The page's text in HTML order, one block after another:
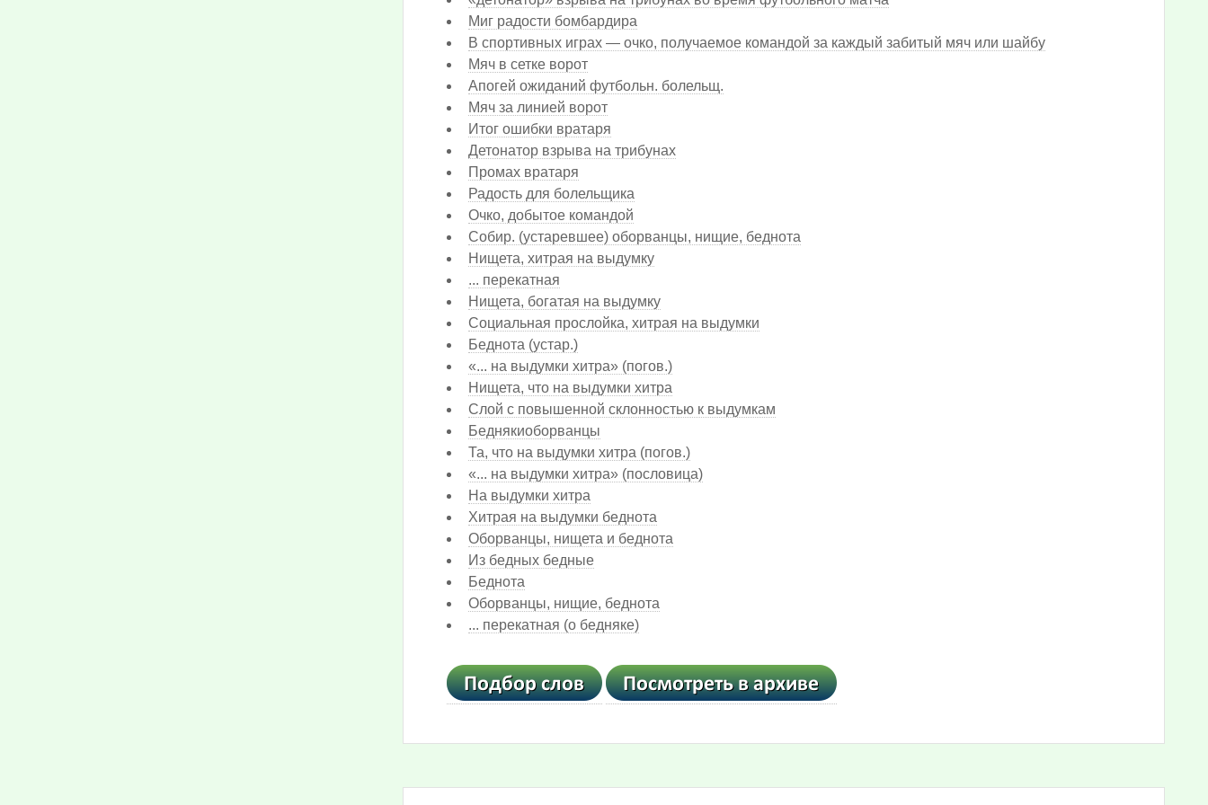
Миг радости бомбардира
В спортивных играх — очко, получаемое командой за каждый забитый мяч или шайбу
Мяч в сетке ворот
Апогей ожиданий футбольн. болельщ.
Мяч за линией ворот
Итог ошибки вратаря
Детонатор взрыва на трибунах
Промах вратаря
Радость для болельщика
Очко, добытое командой
Собир. (устаревшее) оборванцы, нищие, беднота
Нищета, хитрая на выдумку
... перекатная
Нищета, богатая на выдумку
Социальная прослойка, хитрая на выдумки
Беднота (устар.)
«... на выдумки хитра» (погов.)
Нищета, что на выдумки хитра
Слой с повышенной склонностью к выдумкам
Беднякиоборванцы
Та, что на выдумки хитра (погов.)
«... на выдумки хитра» (пословица)
На выдумки хитра
Хитрая на выдумки беднота
Оборванцы, нищета и беднота
Из бедных бедные
Беднота
Оборванцы, нищие, беднота
... перекатная (о бедняке)